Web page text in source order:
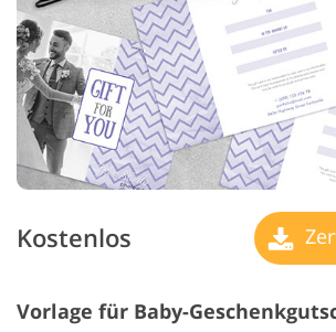
Kostenlos
Vorlage für Baby-